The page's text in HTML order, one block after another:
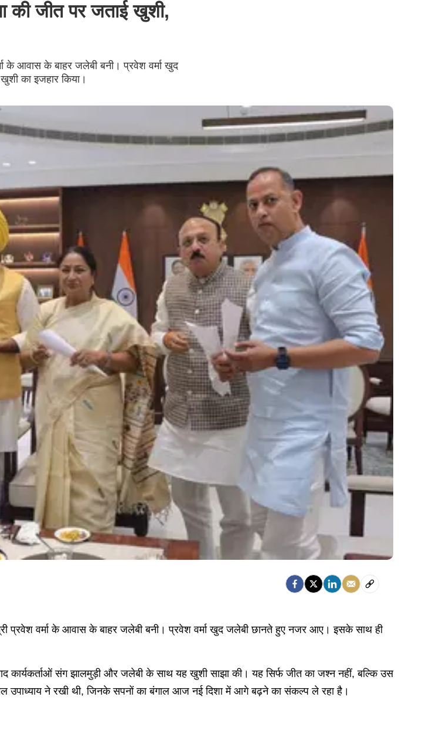
की जीत पर जताई खुशी,
के आवास के बाहर जलेबी बनी। प्रवेश वर्मा खुद
का इजहार किया।
प्रवेश वर्मा के आवास के बाहर जलेबी बनी। प्रवेश वर्मा खुद जलेबी छानते हुए नजर आए। इसके साथ ही
कार्यकर्ताओं संग झालमुड़ी और जलेबी के साथ यह खुशी साझा की। यह सिर्फ जीत का जश्न नहीं, बल्कि उस
उपाध्याय ने रखी थी, जिनके सपनों का बंगाल आज नई दिशा में आगे बढ़ने का संकल्प ले रहा है।